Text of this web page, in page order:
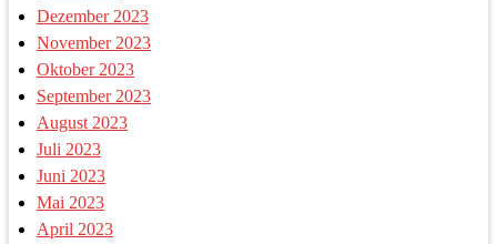
Dezember 2023
November 2023
Oktober 2023
September 2023
August 2023
Juli 2023
Juni 2023
Mai 2023
April 2023